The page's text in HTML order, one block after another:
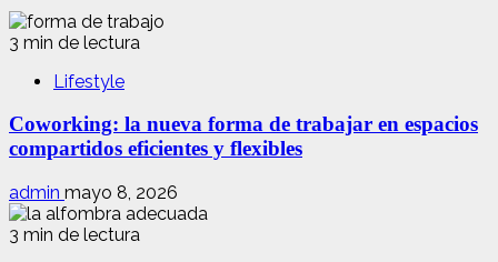
3 min de lectura
Lifestyle
Coworking: la nueva forma de trabajar en espacios
compartidos eficientes y flexibles
admin mayo 8, 2026
3 min de lectura